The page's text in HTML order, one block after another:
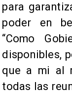
para
poder en
“Como
disponibles,
que a mi al
todas las